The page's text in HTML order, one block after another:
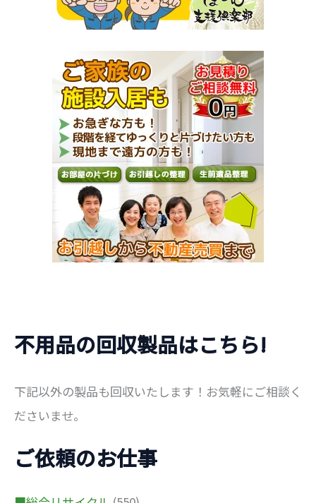
不用品の回収製品はこちら!
下記以外の製品も回収いたします！お気軽にご相談く
ださいませ。
ご依頼のお仕事